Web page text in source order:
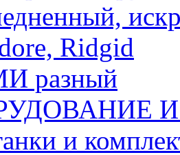
Ridgid
разный
и